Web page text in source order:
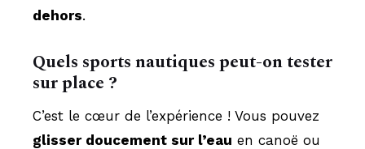
dehors.
Quels sports nautiques peut-on tester
sur place ?
C’est le cœur de l’expérience ! Vous pouvez
glisser doucement sur l’eau en canoë ou